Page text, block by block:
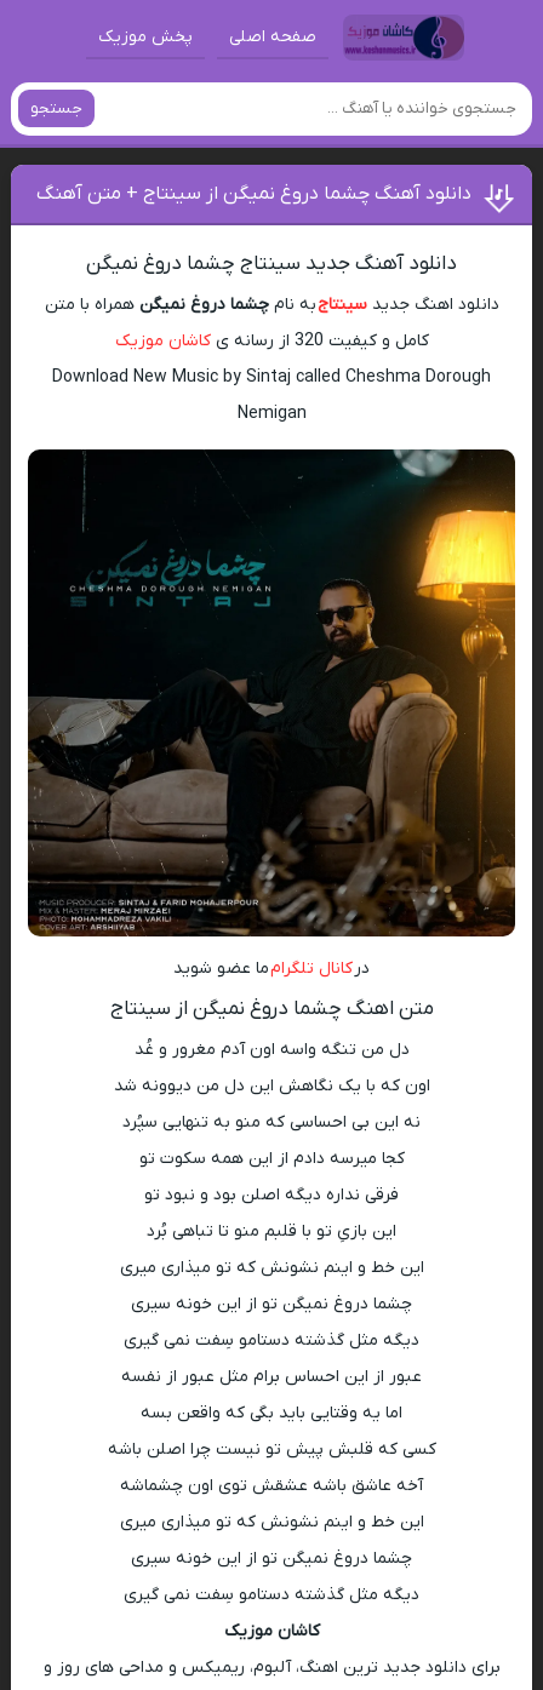
صفحه اصلی پخش موزیک
جستجو
دانلود آهنگ چشما دروغ نمیگن از سینتاج + متن آهنگ
دانلود آهنگ جدید سینتاج چشما دروغ نمیگن
دانلود اهنگ جدیدسینتاجبه نامچشما دروغ نمیگن همراه با متن
کامل و کیفیت 320 از رسانه ی
کاشان موزیک
Download New Music by Sintaj called Cheshma Dorough
Nemigan
در کانال تلگرامما عضو شوید
متن اهنگ چشما دروغ نمیگن از سینتاج
دل من تنگه واسه اون آدم مغرور و غُد
اون که با یک نگاهش این دل من‌ دیوونه شد
نه این بی احساسی که منو به تنهایی سپُرد
کجا میرسه دادم از این همه سکوت تو
فرقی نداره دیگه اصلن بود و‌ نبود تو
این بازیِ تو با قلبم منو تا تباهی بُرد
این خط و اینم نشونش که تو میذاری میری
چشما دروغ نمیگن تو از این خونه سیری
دیگه مثل گذشته دستامو سِفت نمی گیری
عبور از این احساس برام مثل عبور از نفسه
اما یه وقتایی باید بگی که واقعن بسه
کسی که قلبش پیش تو نیست چرا اصلن باشه
آخه عاشق باشه عشقش توی اون چشماشه
این خط و اینم نشونش که تو میذاری میری
چشما دروغ نمیگن تو از این خونه سیری
دیگه مثل گذشته دستامو سِفت نمی گیری
کاشان موزیک
برای دانلود جدید ترین اهنگ، آلبوم، ریمیکس و مداحی های روز و